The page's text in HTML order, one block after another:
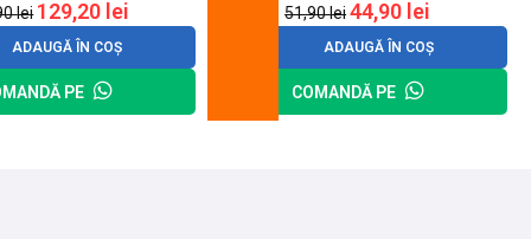
lei 129,20 lei
ADAUGĂ ÎN COȘ
PE
51,90lei44,90 lei
ADAUGĂ ÎN COȘ
COMANDĂ PE